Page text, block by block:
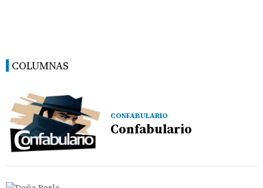
COLUMNAS
CONFABULARIO
Confabulario